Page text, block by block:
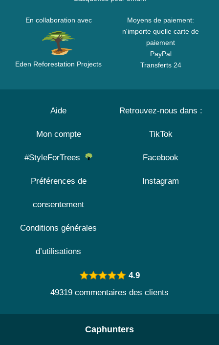
En collaboration avec
Eden Reforestation Projects
Moyens de paiement:
n'importe quelle carte de
paiement
PayPal
Transferts 24
Aide
Mon compte
#StyleForTrees
Préférences de
consentement
Conditions générales
d’utilisations
Retrouvez-nous dans :
TikTok
Facebook
Instagram
4.9
49319 commentaires des clients
Caphunters